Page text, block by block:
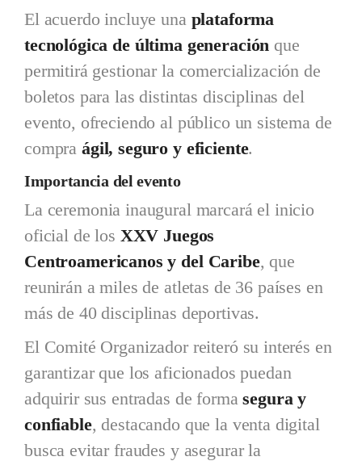
El acuerdo incluye una plataforma
tecnológica de última generación que
permitirá gestionar la comercialización de
boletos para las distintas disciplinas del
evento, ofreciendo al público un sistema de
compra ágil, seguro y eficiente.
Importancia del evento
La ceremonia inaugural marcará el inicio
oficial de los XXV Juegos
Centroamericanos y del Caribe, que
reunirán a miles de atletas de 36 países en
más de 40 disciplinas deportivas.
El Comité Organizador reiteró su interés en
garantizar que los aficionados puedan
adquirir sus entradas de formasegura y
confiable, destacando que la venta digital
busca evitar fraudes y asegurar la